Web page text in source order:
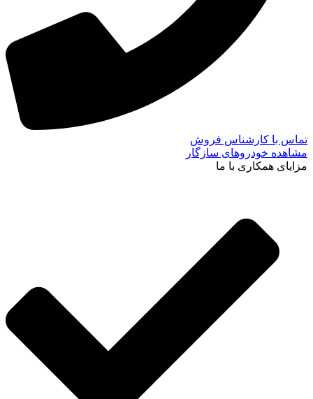
تماس با کارشناس فروش
مشاهده خودروهای سازگار
مزایای همکاری با ما